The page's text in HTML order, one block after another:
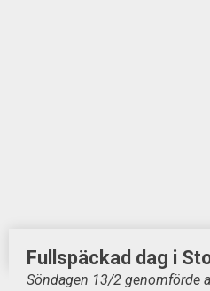
Fullspäckad dag i
Söndagen 13/2 genomförde